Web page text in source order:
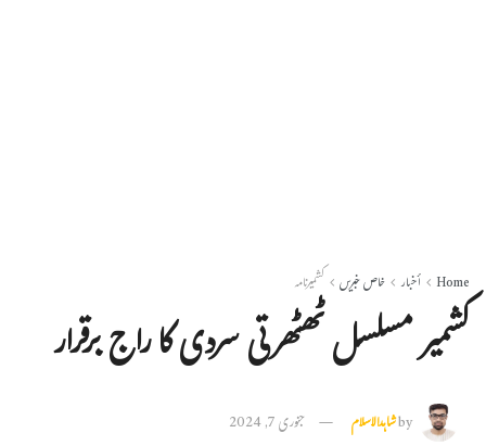
Home أخبار خاص خبریں کشمیرنامہ
کشمیر مسلسل ٹھٹھرتی سردی کا راج برقرار
byشاہدالاسلام جنوری 7, 2024